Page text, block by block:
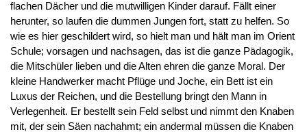
flachen Dächer und die mutwilligen Kinder darauf. Fällt einer
herunter, so laufen die dummen Jungen fort, statt zu helfen. So
wie es hier geschildert wird, so hielt man und hält man im Orient
Schule; vorsagen und nachsagen, das ist die ganze Pädagogik,
die Mitschüler lieben und die Alten ehren die ganze Moral. Der
kleine Handwerker macht Pflüge und Joche, ein Bett ist ein
Luxus der Reichen, und die Bestellung bringt den Mann in
Verlegenheit. Er bestellt sein Feld selbst und nimmt den Knaben
mit, der sein Säen nachahmt; ein andermal müssen die Knaben